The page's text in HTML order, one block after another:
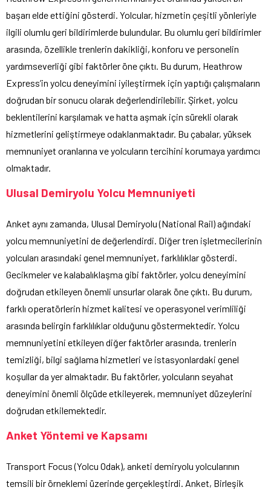
başarı elde ettiğini gösterdi. Yolcular, hizmetin çeşitli yönleriyle
ilgili olumlu geri bildirimlerde bulundular. Bu olumlu geri bildirimler
arasında, özellikle trenlerin dakikliği, konforu ve personelin
yardımseverliği gibi faktörler öne çıktı. Bu durum, Heathrow
Express’in yolcu deneyimini iyileştirmek için yaptığı çalışmaların
doğrudan bir sonucu olarak değerlendirilebilir. Şirket, yolcu
beklentilerini karşılamak ve hatta aşmak için sürekli olarak
hizmetlerini geliştirmeye odaklanmaktadır. Bu çabalar, yüksek
memnuniyet oranlarına ve yolcuların tercihini korumaya yardımcı
olmaktadır.
Ulusal Demiryolu Yolcu Memnuniyeti
Anket aynı zamanda, Ulusal Demiryolu (National Rail) ağındaki
yolcu memnuniyetini de değerlendirdi. Diğer tren işletmecilerinin
yolcuları arasındaki genel memnuniyet, farklılıklar gösterdi.
Gecikmeler ve kalabalıklaşma gibi faktörler, yolcu deneyimini
doğrudan etkileyen önemli unsurlar olarak öne çıktı. Bu durum,
farklı operatörlerin hizmet kalitesi ve operasyonel verimliliği
arasında belirgin farklılıklar olduğunu göstermektedir. Yolcu
memnuniyetini etkileyen diğer faktörler arasında, trenlerin
temizliği, bilgi sağlama hizmetleri ve istasyonlardaki genel
koşullar da yer almaktadır. Bu faktörler, yolcuların seyahat
deneyimini önemli ölçüde etkileyerek, memnuniyet düzeylerini
doğrudan etkilemektedir.
Anket Yöntemi ve Kapsamı
Transport Focus (Yolcu Odak), anketi demiryolu yolcularının
temsili bir örneklemi üzerinde gerçekleştirdi. Anket, Birleşik